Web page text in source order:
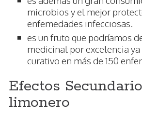
microbios y el mejor
enfemedades infecciosas.
es un fruto que podríamos
medicinal por excelencia ya
curativo en más de 150
Efectos
limonero